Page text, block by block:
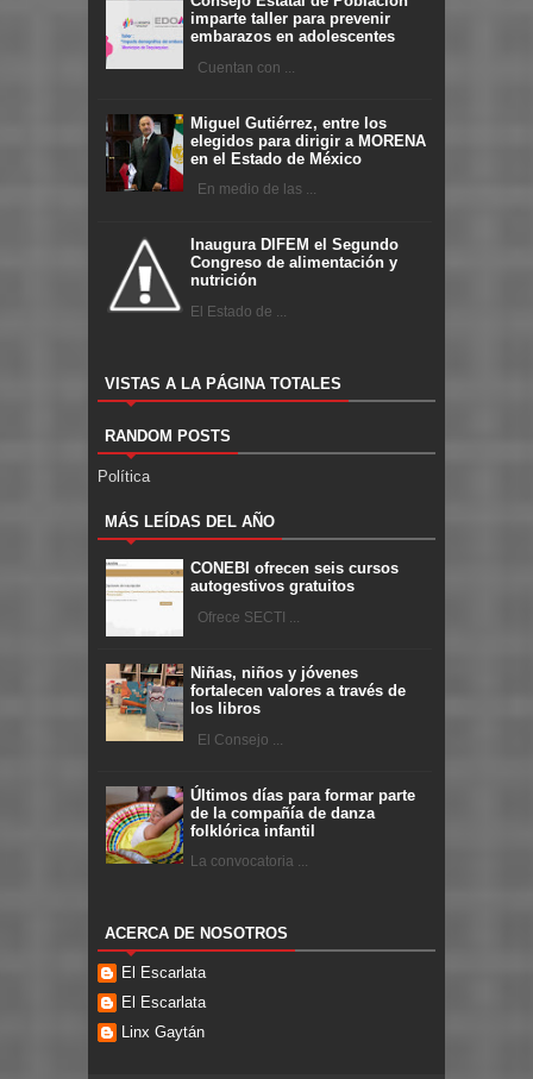
imparte taller para prevenir
embarazos en adolescentes
Cuentan con ...
Miguel Gutiérrez, entre los
elegidos para dirigir a MORENA
en el Estado de México
En medio de las ...
Inaugura DIFEM el Segundo
Congreso de alimentación y
nutrición
El Estado de ...
VISTAS A LA PÁGINA TOTALES
RANDOM POSTS
Política
MÁS LEÍDAS DEL AÑO
CONEBI ofrecen seis cursos
autogestivos gratuitos
Ofrece SECTI ...
Niñas, niños y jóvenes
fortalecen valores a través de
los libros
El Consejo ...
Últimos días para formar parte
de la compañía de danza
folklórica infantil
La convocatoria ...
ACERCA DE NOSOTROS
El Escarlata
El Escarlata
Linx Gaytán